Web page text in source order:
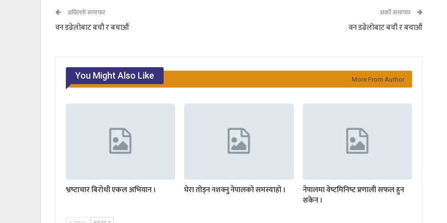
अघिल्लो समाचार
वन डढेलोबाट बचौ र बचाऔं
अर्को समाचार
वन डढेलोबाट बचौ र बचाऔं
You Might Also Like More From Author
भ्रष्‍टाचार बिरोधी एकल अभियान । घेरा तोड्न नशक्नु नेपालको समस्याहो ।
नेपालमा वेष्‍टमिनिष्‍ट प्रणाली सफल हुन
शकेन ।